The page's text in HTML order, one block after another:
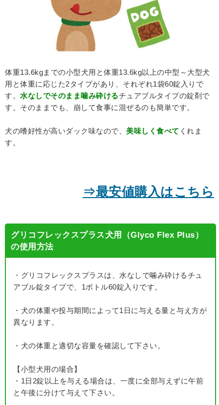
体重13.6kgまでの小型犬用と体重13.6kg以上の中型～大型犬
用と体重に応じた2タイプがあり、それぞれ1袋60錠入りで
す。 水なしでそのまま噛み砕けるチュアブルタイプの錠剤で
す。そのままでも、崩して食事に混ぜるのも簡単です。
犬の嗜好性が高いダック味なので、 美味しく食べて くれま
す。
⇒最安値購入はこちら
グリコフレックスプラス犬用（Glyco Flex Plus）
の使用方法
・グリコフレックスプラスは、水なしで噛み砕けるチュ
アブル錠タイプで、1ボトル60錠入りです。
・犬の体重や投与期間によって1日に与える量と与え方が
異なります。
・犬の体重と適切な容量を確認して下さい。
【小型犬用の場合】
・1日2錠以上を与える場合は、一度に全部与えずに午前
と午後に分けて与えて下さい。